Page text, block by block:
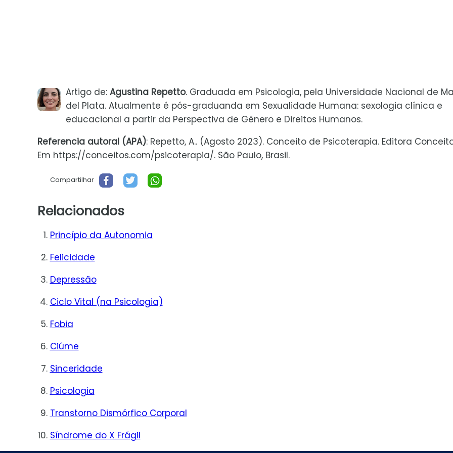
Artigo de: Agustina Repetto. Graduada em Psicologia, pela Universidade Nacional de
del Plata. Atualmente é pós-graduanda em Sexualidade Humana: sexologia clínica e
educacional a partir da Perspectiva de Gênero e Direitos Humanos.
Referencia autoral (APA): Repetto, A.. (Agosto 2023). Conceito de Psicoterapia. Editora
Em https://conceitos.com/psicoterapia/. São Paulo, Brasil.
Compartilhar
Relacionados
Princípio da Autonomia
Felicidade
Depressão
Ciclo Vital (na Psicologia)
Fobia
Ciúme
Sinceridade
Psicologia
Transtorno Dismórfico Corporal
Síndrome do X Frágil